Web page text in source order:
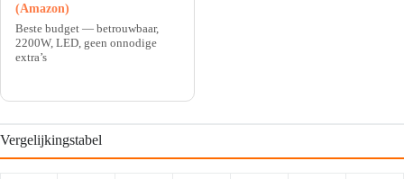
(Amazon)
Beste budget — betrouwbaar,
2200W, LED, geen onnodige
extra’s
Vergelijkingstabel